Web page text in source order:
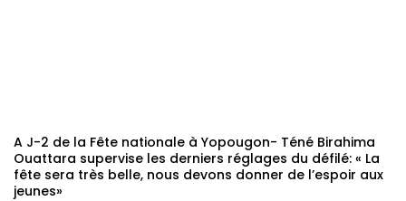
A J-2 de la Fête nationale à Yopougon- Téné Birahima
Ouattara supervise les derniers réglages du défilé: « La
fête sera très belle, nous devons donner de l’espoir aux
jeunes»